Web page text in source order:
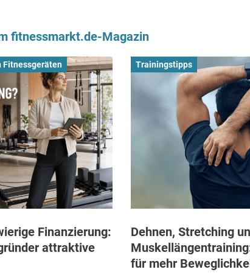
fitnessmarkt.de-Magazin
Fitnessgeräten
Finanzierung:
attraktive
Trainingstipps
Dehnen, Stretching
für mehr